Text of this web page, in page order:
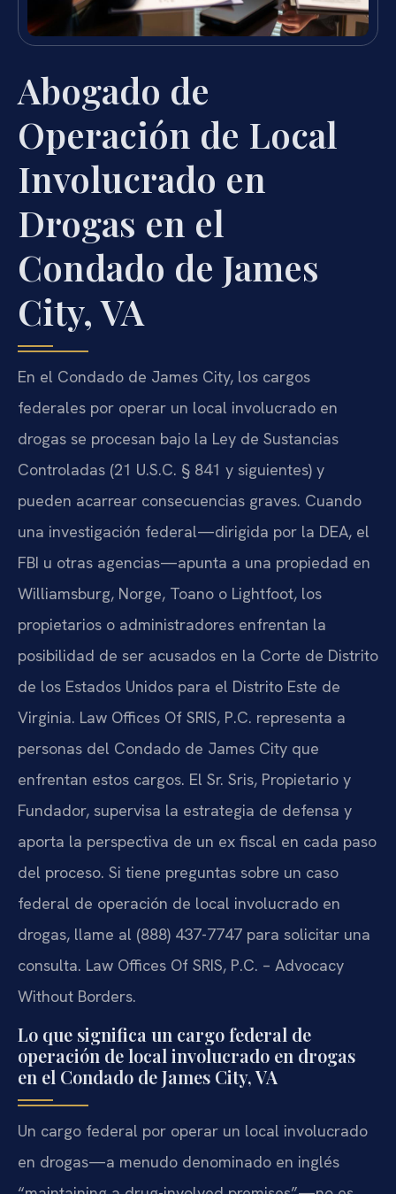
Abogado de
Operación de Local
Involucrado en
Drogas en el
Condado de James
City, VA
En el Condado de James City, los cargos
federales por operar un local involucrado en
drogas se procesan bajo la Ley de Sustancias
Controladas (21 U.S.C. § 841 y siguientes) y
pueden acarrear consecuencias graves. Cuando
una investigación federal—dirigida por la DEA, el
FBI u otras agencias—apunta a una propiedad en
Williamsburg, Norge, Toano o Lightfoot, los
propietarios o administradores enfrentan la
posibilidad de ser acusados en la Corte de Distrito
de los Estados Unidos para el Distrito Este de
Virginia. Law Offices Of SRIS, P.C. representa a
personas del Condado de James City que
enfrentan estos cargos. El Sr. Sris, Propietario y
Fundador, supervisa la estrategia de defensa y
aporta la perspectiva de un ex fiscal en cada paso
del proceso. Si tiene preguntas sobre un caso
federal de operación de local involucrado en
drogas, llame al (888) 437-7747 para solicitar una
consulta. Law Offices Of SRIS, P.C. – Advocacy
Without Borders.
Lo que significa un cargo federal de
operación de local involucrado en drogas
en el Condado de James City, VA
Un cargo federal por operar un local involucrado
en drogas—a menudo denominado en inglés